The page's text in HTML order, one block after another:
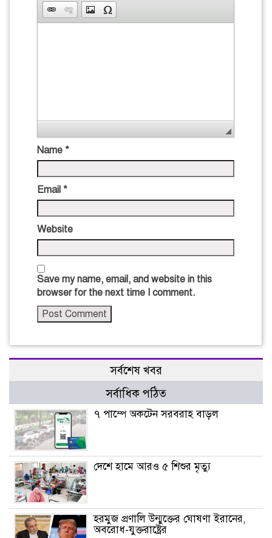
Name *
Email *
Website
Save my name, email, and website in this
browser for the next time I comment.
সর্বশেষ খবর
সর্বাধিক পঠিত
৭ পাম্পে অকটেন সরবরাহ বাড়ল
দেশে হামে আরও ৫ শিশুর মৃত্যু
হরমুজ প্রণালি উন্মুক্তের ঘোষণা ইরানের,
অবরোধ-যুক্তরাষ্ট্রের